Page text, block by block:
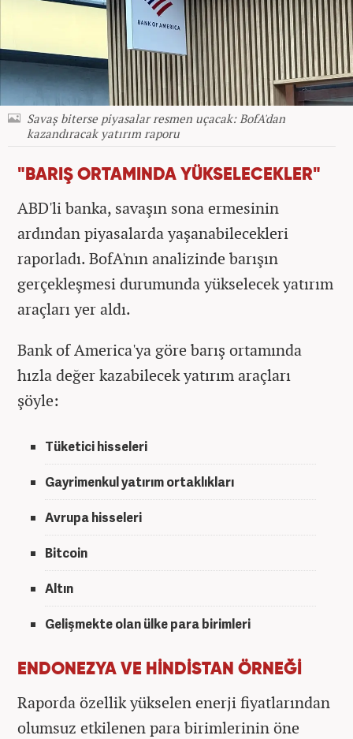
Savaş biterse piyasalar resmen uçacak: BofA'dan
kazandıracak yatırım raporu
"BARIŞ ORTAMINDA YÜKSELECEKLER"
ABD'li banka, savaşın sona ermesinin
ardından piyasalarda yaşanabilecekleri
raporladı. BofA'nın analizinde barışın
gerçekleşmesi durumunda yükselecek yatırım
araçları yer aldı.
Bank of America'ya göre barış ortamında
hızla değer kazabilecek yatırım araçları
şöyle:
Tüketici hisseleri
Gayrimenkul yatırım ortaklıkları
Avrupa hisseleri
Bitcoin
Altın
Gelişmekte olan ülke para birimleri
ENDONEZYA VE HİNDİSTAN ÖRNEĞİ
Raporda özellik yükselen enerji fiyatlarından
olumsuz etkilenen para birimlerinin öne